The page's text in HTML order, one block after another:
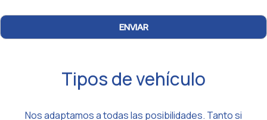
Tipos de vehículo
Nos adaptamos a todas las posibilidades. Tanto si